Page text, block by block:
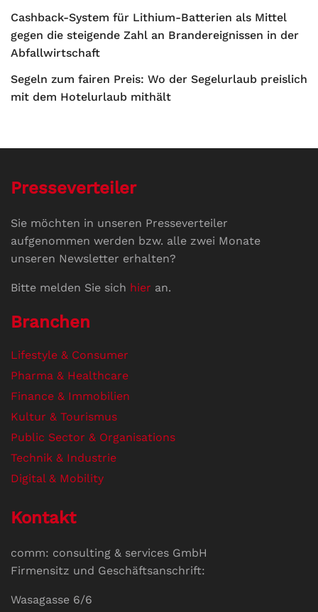
Cashback-System für Lithium-Batterien als Mittel
gegen die steigende Zahl an Brandereignissen in der
Abfallwirtschaft
Segeln zum fairen Preis: Wo der Segelurlaub preislich
mit dem Hotelurlaub mithält
Presseverteiler
Sie möchten in unseren Presseverteiler
aufgenommen werden bzw. alle zwei Monate
unseren Newsletter erhalten?
Bitte melden Sie sich hier an.
Branchen
Lifestyle & Consumer
Pharma & Healthcare
Finance & Immobilien
Kultur & Tourismus
Public Sector & Organisations
Technik & Industrie
Digital & Mobility
Kontakt
comm: consulting & services GmbH
Firmensitz und Geschäftsanschrift:
Wasagasse 6/6